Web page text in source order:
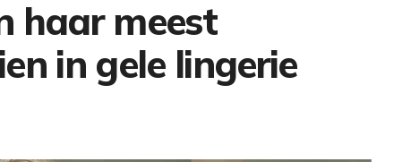
haar meest
in gele lingerie